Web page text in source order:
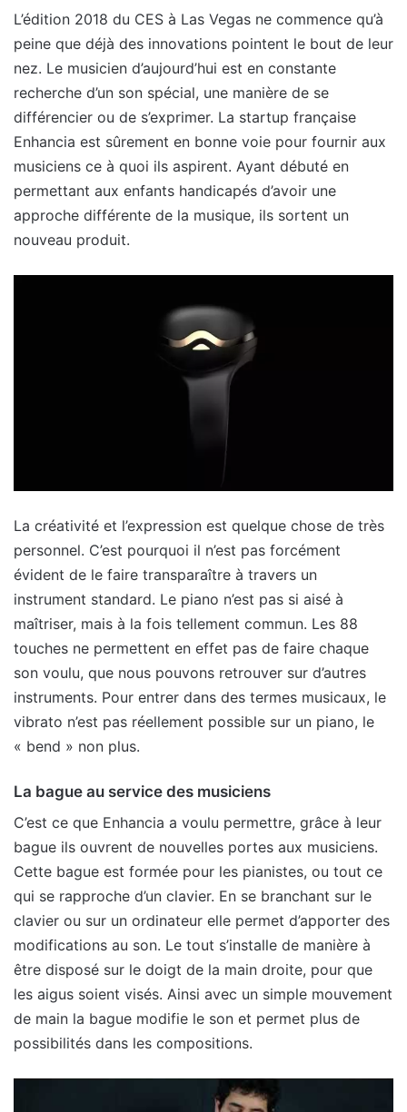
L’édition 2018 du CES à Las Vegas ne commence qu’à
peine que déjà des innovations pointent le bout de leur
nez. Le musicien d’aujourd’hui est en constante
recherche d’un son spécial, une manière de se
différencier ou de s’exprimer. La startup française
Enhancia est sûrement en bonne voie pour fournir aux
musiciens ce à quoi ils aspirent. Ayant débuté en
permettant aux enfants handicapés d’avoir une
approche différente de la musique, ils sortent un
nouveau produit.
La créativité et l’expression est quelque chose de très
personnel. C’est pourquoi il n’est pas forcément
évident de le faire transparaître à travers un
instrument standard. Le piano n’est pas si aisé à
maîtriser, mais à la fois tellement commun. Les 88
touches ne permettent en effet pas de faire chaque
son voulu, que nous pouvons retrouver sur d’autres
instruments. Pour entrer dans des termes musicaux, le
vibrato n’est pas réellement possible sur un piano, le
« bend » non plus.
La bague au service des musiciens
C’est ce que Enhancia a voulu permettre, grâce à leur
bague ils ouvrent de nouvelles portes aux musiciens.
Cette bague est formée pour les pianistes, ou tout ce
qui se rapproche d’un clavier. En se branchant sur le
clavier ou sur un ordinateur elle permet d’apporter des
modifications au son. Le tout s’installe de manière à
être disposé sur le doigt de la main droite, pour que
les aigus soient visés. Ainsi avec un simple mouvement
de main la bague modifie le son et permet plus de
possibilités dans les compositions.